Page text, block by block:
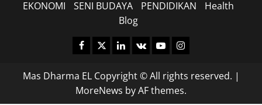
EKONOMI SENI BUDAYA PENDIDIKAN
Health
Blog
Facebook
TwitterLinkedin
VK YoutubeInstagram
Mas Dharma EL Copyright © All rights reserved. |
MoreNews by AF themes.